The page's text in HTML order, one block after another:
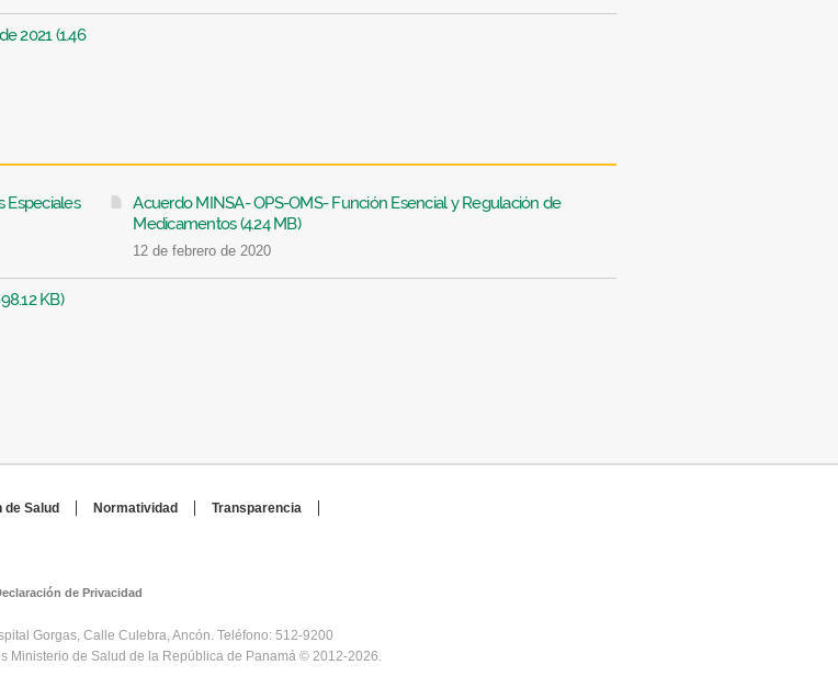
2021 (1.46
Especiales
Acuerdo MINSA- OPS-OMS- Función Esencial y Regulación de
Medicamentos (4.24 MB)
12 de febrero de 2020
KB)
de Salud Normatividad
Transparencia
de Privacidad
Gorgas, Calle Culebra, Ancón. Teléfono: 512-9200
Ministerio de Salud de la República de Panamá © 2012-2026.